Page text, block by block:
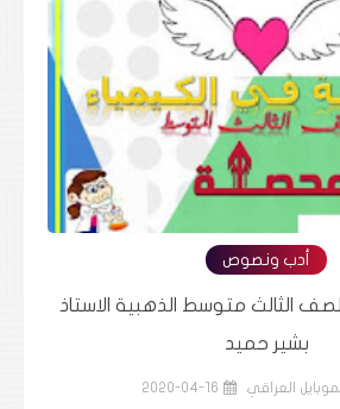
أدب ونصوص
متوسط الاستاذ سعد حميد
العراقي